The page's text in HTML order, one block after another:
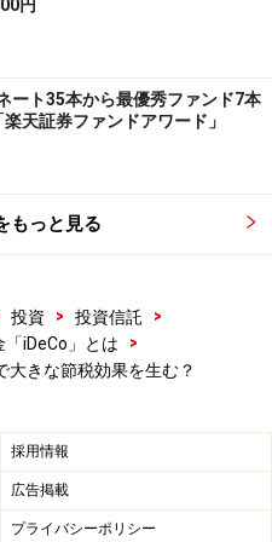
円
ート35本から最優秀ファンド7本
天証券ファンドアワード」
もっと見る
投資 > 投資信託
>
iDeCo」とは
>
大きな節税効果を生む？
採用情報
広告掲載
プライバシーポリシー